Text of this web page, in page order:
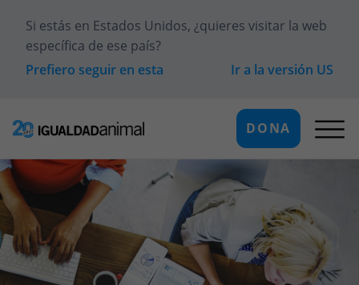
Si estás en Estados Unidos, ¿quieres visitar la web
específica de ese país?
Prefiero seguir en esta
Ir a la versión US
DONA